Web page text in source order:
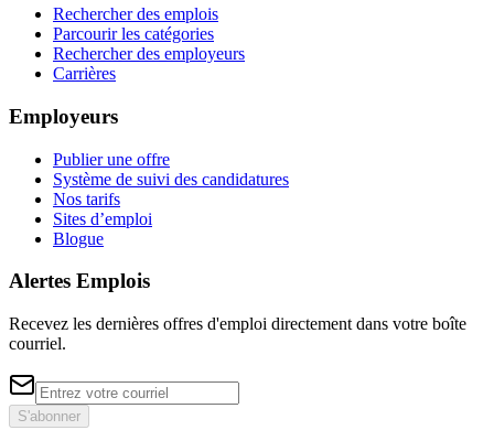
Rechercher des emplois
Parcourir les catégories
Rechercher des employeurs
Carrières
Employeurs
Publier une offre
Système de suivi des candidatures
Nos tarifs
Sites d’emploi
Blogue
Alertes Emplois
Recevez les dernières offres d'emploi directement dans votre boîte
courriel.
S'abonner